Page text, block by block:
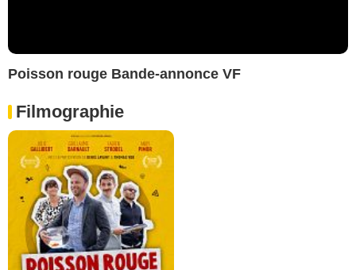
Poisson rouge Bande-annonce VF
Filmographie